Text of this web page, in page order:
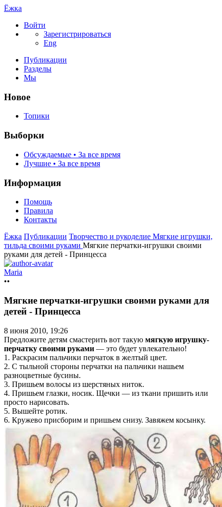
Ёжка
Войти
Зарегистрироваться
Eng
Публикации
Разделы
Мы
Новое
Топики
Выборки
Обсуждаемые • За все время
Лучшие • За все время
Информация
Помощь
Правила
Контакты
Ёжка Публикации Творчество и рукоделие Мягкие игрушки,
тильда своими руками Мягкие перчатки-игрушки своими
руками для детей - Принцесса
Maria
••
Мягкие перчатки-игрушки своими руками для
детей - Принцесса
8 июня 2010, 19:26
Предложите детям смастерить вот такую мягкую игрушку-
перчатку своими руками — это будет увлекательно!
1. Раскрасим пальчики перчаток в желтый цвет.
2. С тыльной стороны перчатки на пальчики нашьем
разноцветные бусины.
3. Пришьем волосы из шерстяных ниток.
4. Пришьем глазки, носик. Щечки — из ткани пришить или
просто нарисовать.
5. Вышейте ротик.
6. Кружево присборим и пришьем снизу. Завяжем косынку.